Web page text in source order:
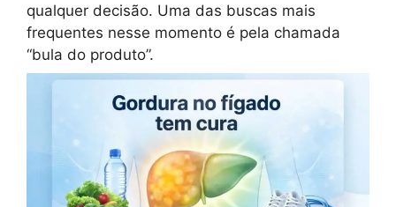
qualquer decisão. Uma das buscas mais
frequentes nesse momento é pela chamada
“bula do produto”.